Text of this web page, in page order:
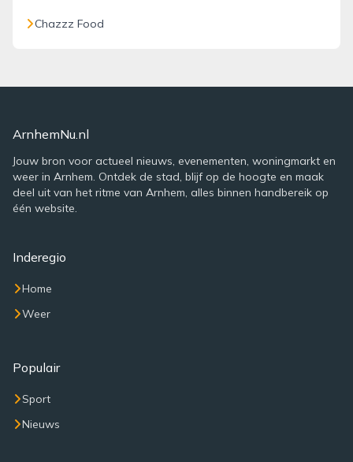
Chazzz Food
ArnhemNu.nl
Jouw bron voor actueel nieuws, evenementen, woningmarkt en
weer in Arnhem. Ontdek de stad, blijf op de hoogte en maak
deel uit van het ritme van Arnhem, alles binnen handbereik op
één website.
Inderegio
Home
Weer
Populair
Sport
Nieuws